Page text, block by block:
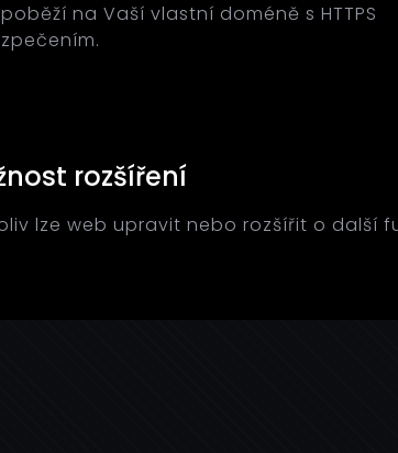
na Vaší vlastní doméně s HTTPS
rozšíření
lze web upravit nebo rozšířit o další